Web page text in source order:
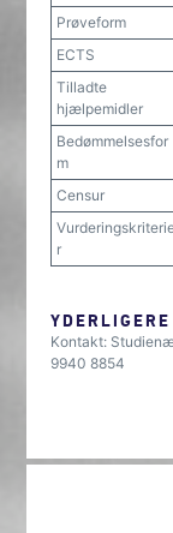
Prøveform
ECTS
Tilladte
hjælpemidler
Bedømmelsesfor
m
Censur
r
Kontakt:
9940 8854